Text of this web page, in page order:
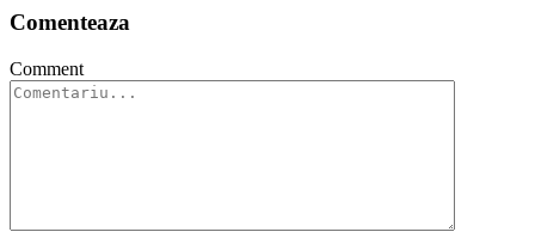
Comenteaza
Comment